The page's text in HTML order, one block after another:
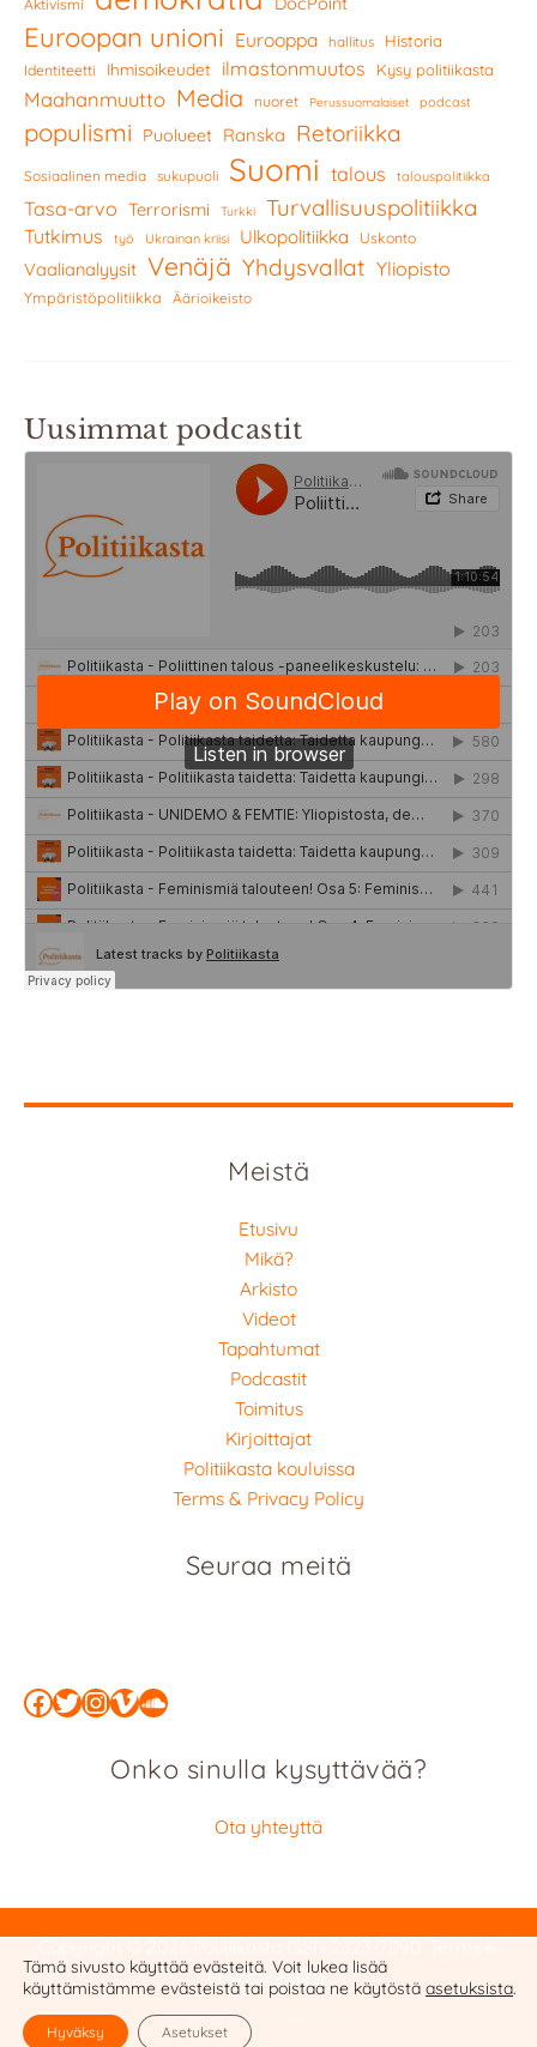
Aktivismi
Euroopan unioni Eurooppa hallitus Historia
Identiteetti Ihmisoikeudet ilmastonmuutos Kysy politiikasta
Maahanmuutto Media nuoret Perussuomalaiset podcast
populismi Puolueet Ranska Retoriikka
Sosiaalinen media sukupuoli Suomi talous talouspolitiikka
Tasa-arvo Terrorismi Turkki Turvallisuuspolitiikka
Tutkimus työ Ukrainan kriisi Ulkopolitiikka Uskonto
Vaalianalyysit Venäjä Yhdysvallat Yliopisto
Ympäristöpolitiikka Äärioikeisto
Uusimmat podcastit
Meistä
Etusivu
Mikä?
Arkisto
Videot
Tapahtumat
Podcastit
Toimitus
Kirjoittajat
Politiikasta kouluissa
Terms & Privacy Policy
Seuraa meitä
Facebook
Twitter
Instagram
Vimeo
SoundCloud
Onko sinulla kysyttävää?
Ota yhteyttä
Privacy Policy
Website by Cobalt Studio
Tämä sivusto käyttää evästeitä. Voit lukea lisää
käyttämistämme evästeistä tai poistaa ne käytöstä asetuksista.
Hyväksy Asetukset